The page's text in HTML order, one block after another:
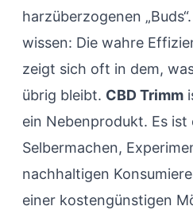
harzüberzogenen
wissen: Die wahre
zeigt sich oft in dem,
übrig bleibt. CBD Trimm
ein Nebenprodukt. Es ist
Selbermachen,
nachhaltigen
einer kostengünstigen